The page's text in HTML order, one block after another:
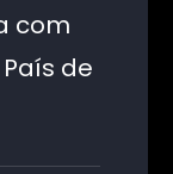
com
de